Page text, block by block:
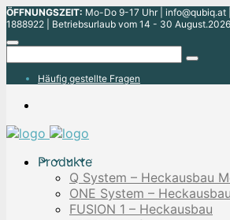
ÖFFNUNGSZEIT: Mo-Do 9-17 Uhr |
1888922 | Betriebsurlaub vom 14 - 30 August.2026
Häufig gestellte Fragen
Produkte
Q System – Heckausbau
ONE System – Heckausbau
FUSION 1 – Heckausbau